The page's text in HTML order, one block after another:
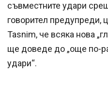
съвместните удари
говорител предупреди,
Tasnim, че всяка нова
ще доведе до „още по-
удари“.